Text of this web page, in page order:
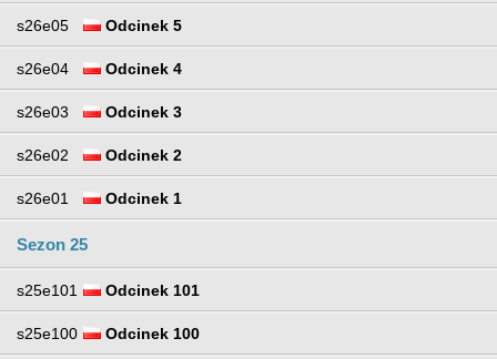
s26e05 Odcinek 5
s26e04 Odcinek 4
s26e03 Odcinek 3
s26e02 Odcinek 2
s26e01 Odcinek 1
Sezon 25
s25e101 Odcinek 101
s25e100 Odcinek 100